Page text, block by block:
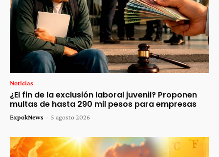
Noticias
¿El fin de la exclusión laboral juvenil? Proponen
multas de hasta 290 mil pesos para empresas
ExpokNews - 5 agosto 2026